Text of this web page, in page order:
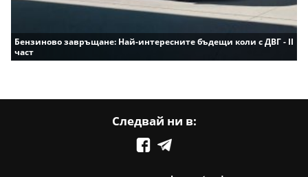
Бензиново завръщане: Най-интересните бъдещи коли с ДВГ - II
част
Следвай ни в: